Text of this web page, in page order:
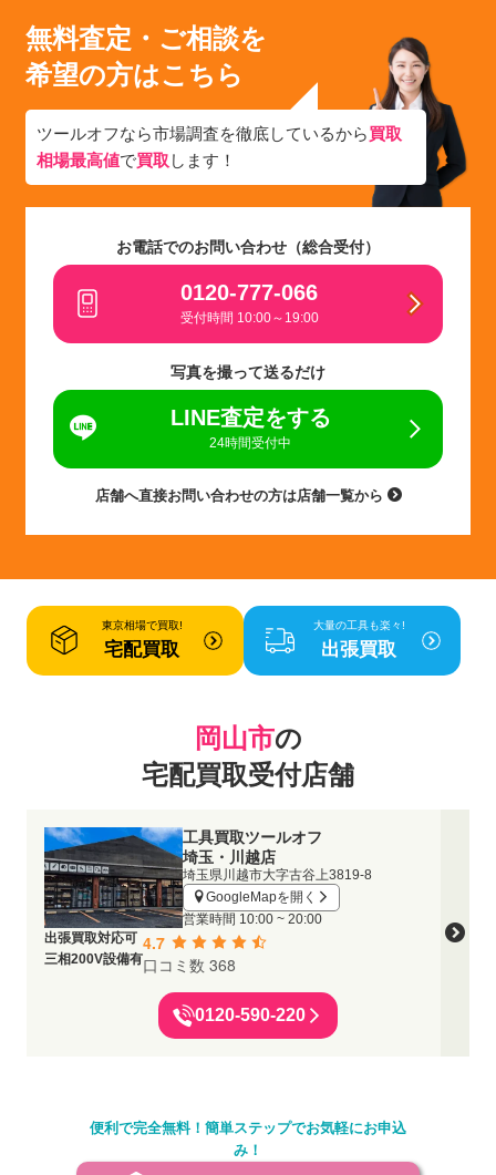
無料査定・ご相談を
希望の方はこちら
ツールオフなら市場調査を徹底しているから買取
相場最高値で買取 します！
お電話でのお問い合わせ（総合受付）
0120-777-066
受付時間 10:00～19:00
写真を撮って送るだけ
LINE査定をする
24時間受付中
店舗へ直接お問い合わせの方は店舗一覧から
東京相場で買取!
宅配買取
大量の工具も楽々!
出張買取
岡山市の
宅配買取受付店舗
工具買取ツールオフ
埼玉・川越店
埼玉県川越市大字古谷上3819-8
GoogleMapを開く
営業時間 10:00 ~ 20:00
出張買取対応可
三相200V設備有
4.7
口コミ数 368
0120-590-220
便利で完全無料！簡単ステップでお気軽にお申込
み！